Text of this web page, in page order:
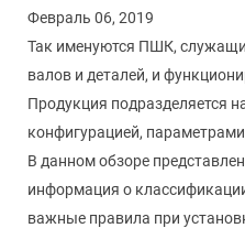
Февраль 06, 2019
Так именуются ПШК,
валов и деталей, и
Продукция подразделяется
конфигурацией,
В данном обзоре
информация о
важные правила при